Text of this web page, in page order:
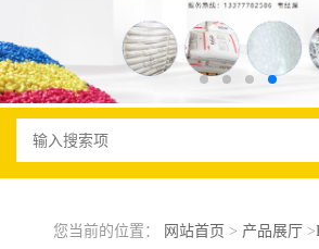
您当前的位置： 网站首页 > 产品展厅>